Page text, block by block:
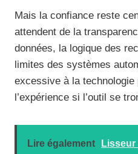
Mais la confiance reste
attendent de la
données, la logique des
limites des systèmes
excessive à la
l’expérience si l’outil se
Lire également
Lisseur